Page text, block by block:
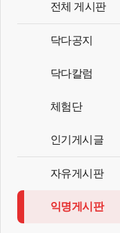
전체 게시판
닥다공지
닥다칼럼
체험단
인기게시글
자유게시판
익명게시판